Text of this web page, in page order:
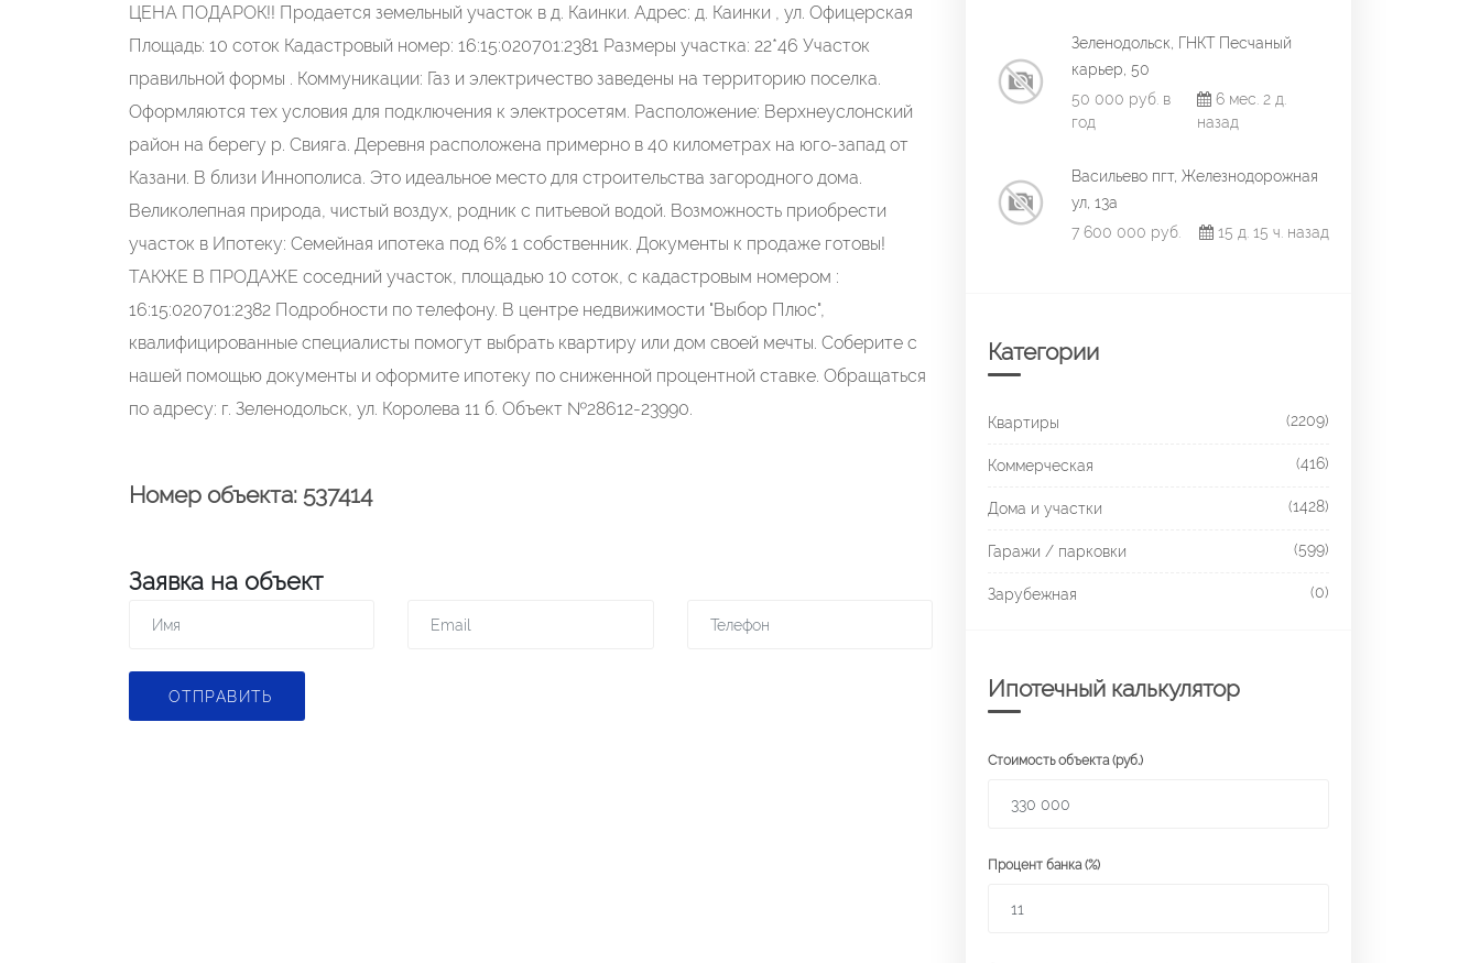
ЦЕНА ПОДАРОК!! Продается земельный участок в д. Каинки. Адрес: д. Каинки , ул. Офицерская
Площадь: 10 соток Кадастровый номер: 16:15:020701:2381 Размеры участка: 22*46 Участок
правильной формы . Коммуникации: Газ и электричество заведены на территорию поселка.
Оформляются тех условия для подключения к электросетям. Расположение: Верхнеуслонский
район на берегу р. Свияга. Деревня расположена примерно в 40 километрах на юго-запад от
Казани. В близи Иннополиса. Это идеальное место для строительства загородного дома.
Великолепная природа, чистый воздух, родник с питьевой водой. Возможность приобрести
участок в Ипотеку: Семейная ипотека под 6% 1 собственник. Документы к продаже готовы!
ТАКЖЕ В ПРОДАЖЕ соседний участок, площадью 10 соток, с кадастровым номером :
16:15:020701:2382 Подробности по телефону. В центре недвижимости "Выбор Плюс",
квалифицированные специалисты помогут выбрать квартиру или дом своей мечты. Соберите с
нашей помощью документы и оформите ипотеку по сниженной процентной ставке. Обращаться
по адресу: г. Зеленодольск, ул. Королева 11 б. Объект №28612-23990.
Номер объекта: 537414
Заявка на объект
ОТПРАВИТЬ
Зеленодольск, ГНКТ Песчаный
карьер, 50
50 000 руб. в
год
6 мес. 2 д.
назад
Васильево пгт, Железнодорожная
ул, 13а
7 600 000 руб.
15 д. 15 ч. назад
Категории
Квартиры (2209)
Коммерческая (416)
Дома и участки (1428)
Гаражи / парковки (599)
Зарубежная (0)
Ипотечный калькулятор
Стоимость объекта (руб.)
Процент банка (%)